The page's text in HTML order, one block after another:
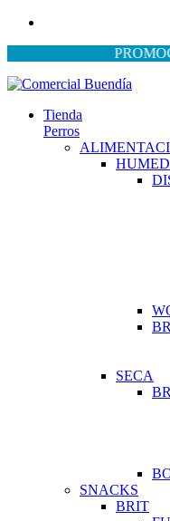
Tienda
Perros
SECA
SNACKS
BRIT